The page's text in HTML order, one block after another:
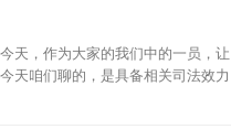
天，作为大家的我们中的一员，让
天咱们聊的，是具备相关司法效力